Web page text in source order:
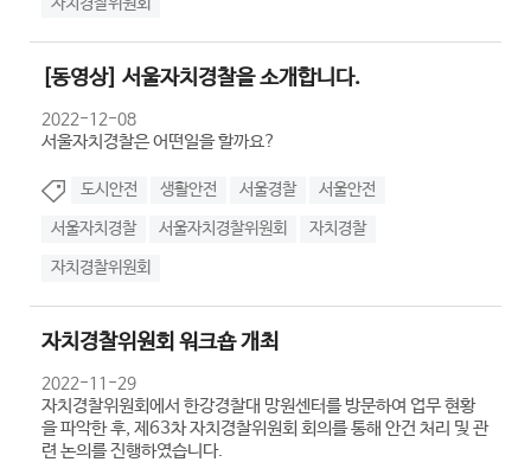
[동영상] 서울자치경찰을 소개합니다.
2022-12-08
서울자치경찰은 어떤일을 할까요?
도시안전 생활안전 서울경찰 서울안전
서울자치경찰 서울자치경찰위원회 자치경찰
자치경찰위원회
자치경찰위원회 워크숍 개최
2022-11-29
자치경찰위원회에서 한강경찰대 망원센터를 방문하여 업무 현황
을 파악한 후, 제63차 자치경찰위원회 회의를 통해 안건 처리 및 관
련 논의를 진행하였습니다.